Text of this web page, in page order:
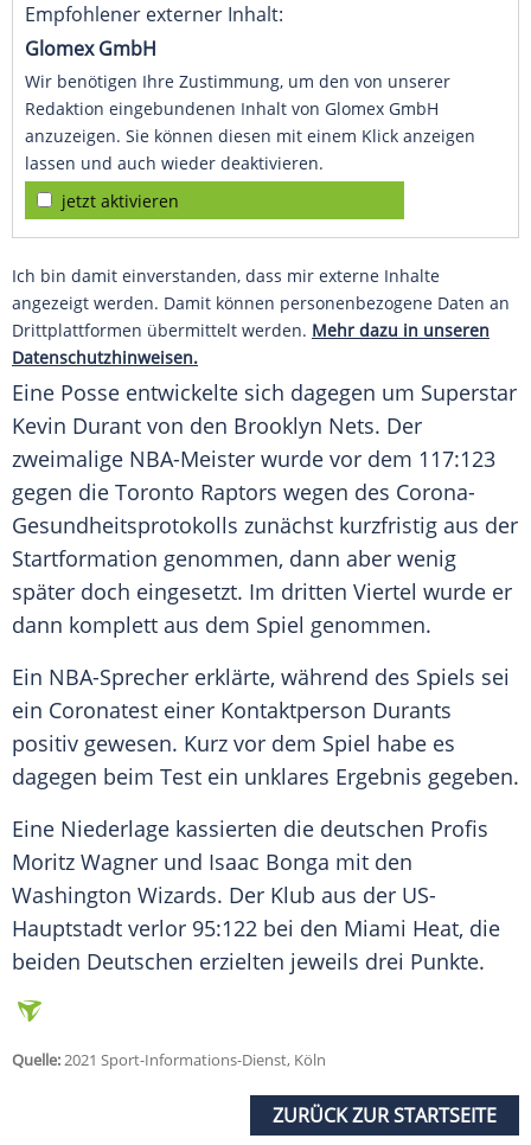
Empfohlener externer Inhalt:
Glomex GmbH
Wir benötigen Ihre Zustimmung, um den von unserer
Redaktion eingebundenen Inhalt von Glomex GmbH
anzuzeigen. Sie können diesen mit einem Klick anzeigen
lassen und auch wieder deaktivieren.
jetzt aktivieren
Ich bin damit einverstanden, dass mir externe Inhalte
angezeigt werden. Damit können personenbezogene Daten an
Drittplattformen übermittelt werden. Mehr dazu in unseren
Datenschutzhinweisen.
Eine Posse entwickelte sich dagegen um Superstar
Kevin Durant von den Brooklyn Nets. Der
zweimalige NBA-Meister wurde vor dem 117:123
gegen die Toronto Raptors wegen des Corona-
Gesundheitsprotokolls zunächst kurzfristig aus der
Startformation genommen, dann aber wenig
später doch eingesetzt. Im dritten Viertel wurde er
dann komplett aus dem Spiel genommen.
Ein NBA-Sprecher erklärte, während des Spiels sei
ein Coronatest einer Kontaktperson Durants
positiv gewesen. Kurz vor dem Spiel habe es
dagegen beim Test ein unklares Ergebnis gegeben.
Eine Niederlage kassierten die deutschen Profis
Moritz Wagner und Isaac Bonga mit den
Washington Wizards. Der Klub aus der US-
Hauptstadt verlor 95:122 bei den Miami Heat, die
beiden Deutschen erzielten jeweils drei Punkte.
Quelle:2021 Sport-Informations-Dienst, Köln
ZURÜCK ZUR STARTSEITE